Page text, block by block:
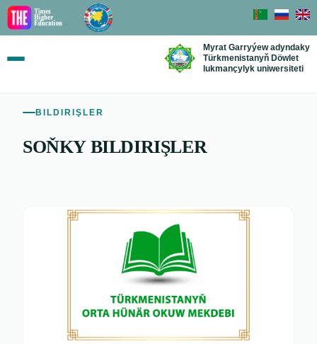
Myrat Garryýew adyndaky
Türkmenistanyň Döwlet
lukmançylyk uniwersiteti
BILDIRIŞLER
SOŇKY BILDIRIŞLER